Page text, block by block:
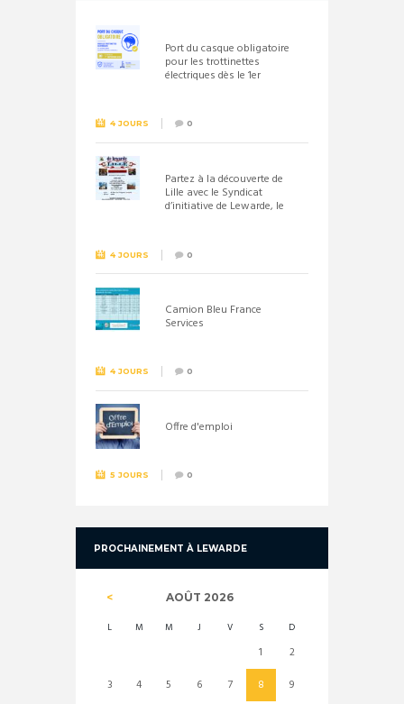
Port du casque obligatoire
pour les trottinettes
électriques dès le 1er
4 JOURS 0
Partez à la découverte de
Lille avec le Syndicat
d’initiative de Lewarde, le
4 JOURS 0
Camion Bleu France
Services
4 JOURS 0
Offre d'emploi
5 JOURS 0
PROCHAINEMENT À LEWARDE
AOÛT 2026
L M M J V S D
1
2
3
4 5 6 7 8 9